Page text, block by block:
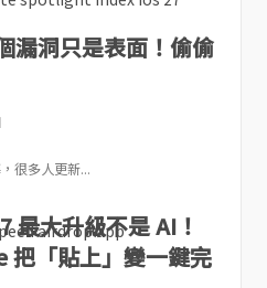
漏洞只是表面！偷偷
很多人更新...
最大升級不是 AI！
把「貼上」變一鍵完